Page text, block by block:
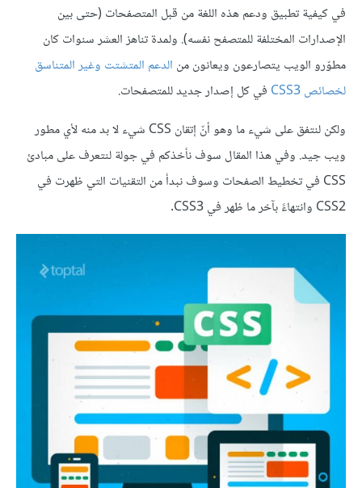
في كيفية تطبيق ودعم هذه اللغة من قبل المتصفحات (حتى بين
الإصدارات المختلفة للمتصفح نفسه). ولمدة تناهز العشر سنوات كان
مطوّرو الويب يتصارعون ويعانون من الدعم المتشتت وغير المتناسق
لخصائصCSS3 في كل إصدار جديد للمتصفحات.
ولكن لنتفق على شيء ما وهو أنّ إتقان CSS شيء لا بد منه لأي مطور
ويب جيد. وفي هذا المقال سوف نأخذكم في جولة لنتعرف على مبادئ
CSS في تخطيط الصفحات وسوف نبدأ من التقنيات التي ظهرت في
CSS2 وانتهاءً بآخر ما ظهر في CSS3.